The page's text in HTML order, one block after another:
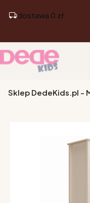
dostawa 0 zł
Sklep DedeKids.pl -